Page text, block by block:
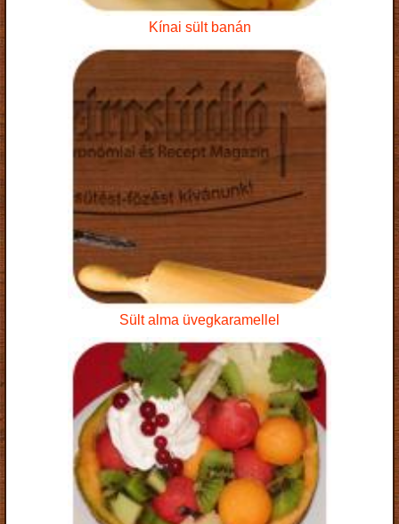
Kínai sült banán
Sült alma üvegkaramellel